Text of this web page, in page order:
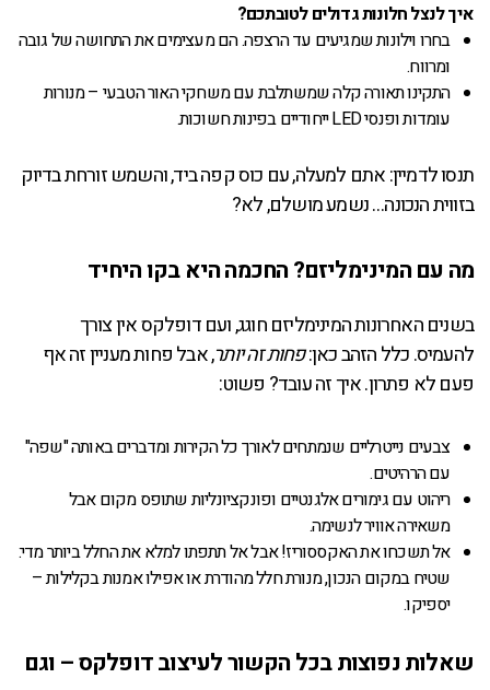
איך לנצל חלונות גדולים לטובתכם?
בחרו וילונות שמגיעים עד הרצפה. הם מעצימים את התחושה של גובה
ומרווח.
התקינו תאורה קלה שמשתלבת עם משחקי האור הטבעי – מנורות
עומדות ופנסי LED ייחודיים בפינות חשוכות.
תנסו לדמיין: אתם למעלה, עם כוס קפה ביד, והשמש זורחת בדיוק
בזווית הנכונה… נשמע מושלם, לא?
מה עם המינימליזם? החכמה היא בקו היחיד
בשנים האחרונות המינימליזם חוגג, ועם דופלקס אין צורך
להעמיס. כלל הזהב כאן:פחות זה יותר, אבל פחות מעניין זה אף
פעם לא פתרון. איך זה עובד? פשוט:
צבעים נייטרליים שנמתחים לאורך כל הקירות ומדברים באותה "שפה"
עם הרהיטים.
ריהוט עם גימורים אלגנטיים ופונקציונליות שתופס מקום אבל
משאירה אוויר לנשימה.
אל תשכחו את האקססוריז! אבל אל תתפתו למלא את החלל ביותר מדי:
שטיח במקום הנכון, מנורת חלל מהודרת או אפילו אמנות בקלילות –
יספיקו.
שאלות נפוצות בכל הקשור לעיצוב דופלקס – וגם